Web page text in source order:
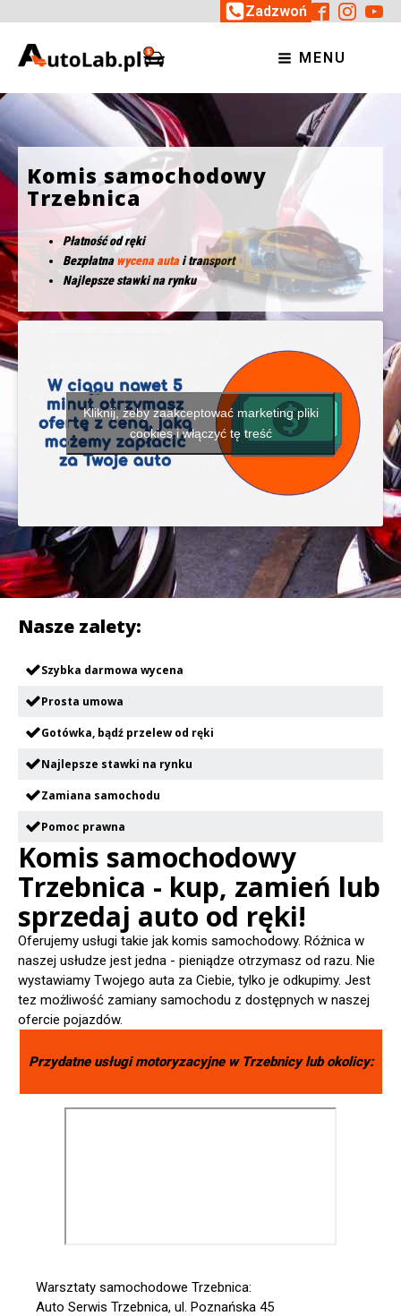
Zadzwoń
MENU
Komis samochodowy
Trzebnica
Płatność od ręki
Bezpłatnawycena autai transport
Najlepsze stawki na rynku
Kliknij, żeby zaakceptować marketing pliki
cookies i włączyć tę treść
Nasze zalety:
Szybka darmowa wycena
Prosta umowa
Gotówka, bądź przelew od ręki
Najlepsze stawki na rynku
Zamiana samochodu
Pomoc prawna
Komis samochodowy
Trzebnica - kup, zamień lub
sprzedaj auto od ręki!
Oferujemy usługi takie jak komis samochodowy. Różnica w
naszej usłudze jest jedna - pieniądze otrzymasz od razu. Nie
wystawiamy Twojego auta za Ciebie, tylko je odkupimy. Jest
tez możliwość zamiany samochodu z dostępnych w naszej
ofercie pojazdów.
Przydatne usługi motoryzacyjne w Trzebnicylub okolicy:
Warsztaty samochodowe Trzebnica:
Auto Serwis Trzebnica, ul. Poznańska 45